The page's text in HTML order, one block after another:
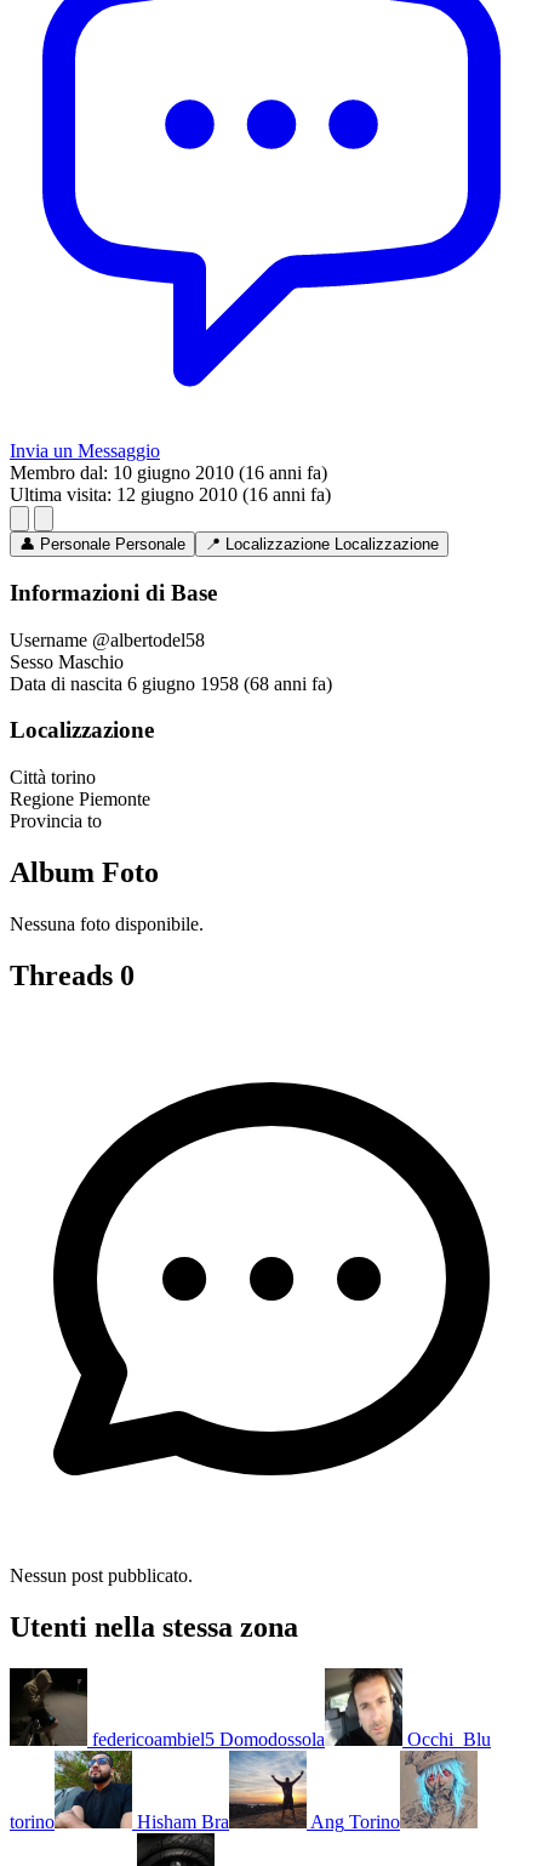
Invia un Messaggio
Membro dal: 10 giugno 2010 (16 anni fa)
Ultima visita: 12 giugno 2010 (16 anni fa)
👤 Personale Personale 📍 Localizzazione Localizzazione
Informazioni di Base
Username @albertodel58
Sesso Maschio
Data di nascita 6 giugno 1958 (68 anni fa)
Localizzazione
Città torino
Regione Piemonte
Provincia to
Album Foto
Nessuna foto disponibile.
Threads 0
Nessun post pubblicato.
Utenti nella stessa zona
federicoambiel5 Domodossola Occhi_Blu
torino Hisham Bra Ang Torino